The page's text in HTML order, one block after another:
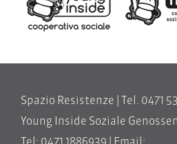
Spazio Resistenze | Tel. 0471
Young Inside Soziale